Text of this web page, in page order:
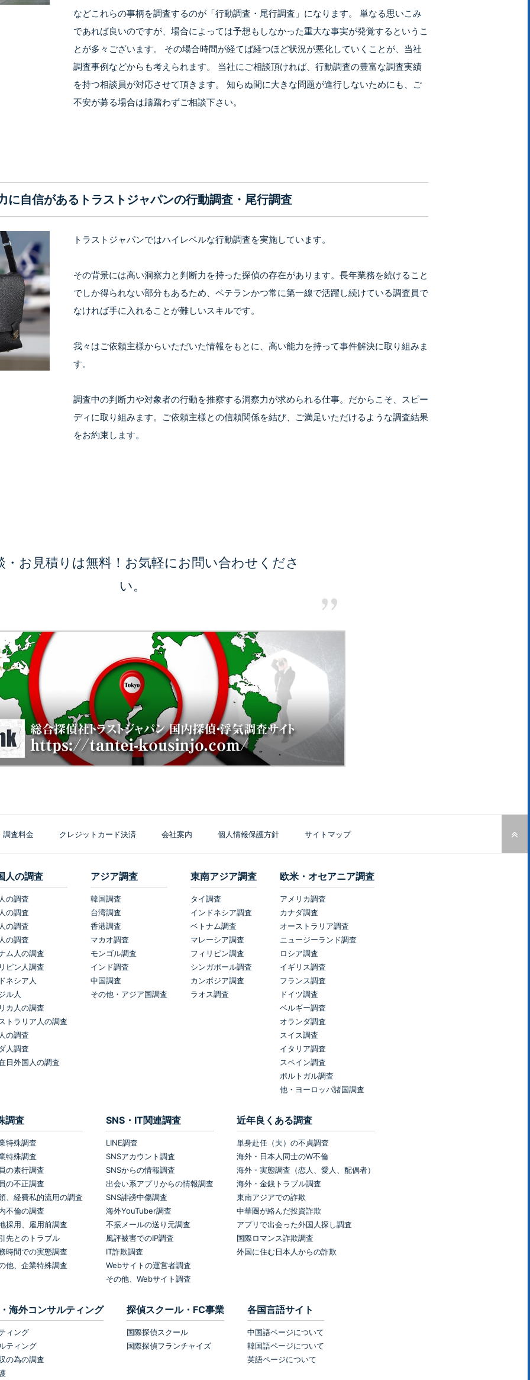
などこれらの事柄を調査するのが「行動調査・尾行調査」になります。 単なる思いこみ
であれば良いのですが、場合によっては予想もしなかった重大な事実が発覚するというこ
とが多々ございます。 その場合時間が経てば経つほど状況が悪化していくことが、当社
調査事例などからも考えられます。 当社にご相談頂ければ、行動調査の豊富な調査実績
を持つ相談員が対応させて頂きます。 知らぬ間に大きな問題が進行しないためにも、ご
不安が募る場合は躊躇わずご相談下さい。
に自信があるトラストジャパンの行動調査・尾行調査
トラストジャパンではハイレベルな行動調査を実施しています。
その背景には高い洞察力と判断力を持った探偵の存在があります。長年業務を続けること
でしか得られない部分もあるため、ベテランかつ常に第一線で活躍し続けている調査員で
なければ手に入れることが難しいスキルです。
我々はご依頼主様からいただいた情報をもとに、高い能力を持って事件解決に取り組みま
す。
調査中の判断力や対象者の行動を推察する洞察力が求められる仕事。だからこそ、スピー
ディに取り組みます。ご依頼主様との信頼関係を結び、ご満足いただけるような調査結果
をお約束します。
・お見積りは無料！お気軽にお問い合わせくださ
い。
調査料金 クレジットカード決済 会社案内 個人情報保護方針 サイトマップ
人の調査
の調査
の調査
の調査
の調査
ム人の調査
ピン人調査
ネシア人
ル人
カ人の調査
トラリア人の調査
の調査
人調査
日外国人の調査
アジア調査
韓国調査
台湾調査
香港調査
マカオ調査
モンゴル調査
インド調査
中国調査
その他・アジア国調査
東南アジア調査
タイ調査
インドネシア調査
ベトナム調査
マレーシア調査
フィリピン調査
シンガポール調査
カンボジア調査
ラオス調査
欧米・オセアニア調査
アメリカ調査
カナダ調査
オーストラリア調査
ニュージーランド調査
ロシア調査
イギリス調査
フランス調査
ドイツ調査
ベルギー調査
オランダ調査
スイス調査
イタリア調査
スペイン調査
ポルトガル調査
他・ヨーロッパ諸国調査
調査
特殊調査
特殊調査
の素行調査
の不正調査
、経費私的流用の調査
不倫の調査
採用、雇用前調査
先とのトラブル
時間での実態調査
他、企業特殊調査
SNS・IT関連調査
LINE調査
SNSアカウント調査
SNSからの情報調査
出会い系アプリからの情報調査
SNS誹謗中傷調査
海外YouTuber調査
不振メールの送り元調査
風評被害でのIP調査
IT詐欺調査
Webサイトの運営者調査
その他、Webサイト調査
近年良くある調査
単身赴任（夫）の不貞調査
海外・日本人同士のW不倫
海外・実態調査（恋人、愛人、配偶者）
海外・金銭トラブル調査
東南アジアでの詐欺
中華圏が絡んだ投資詐欺
アプリで出会った外国人探し調査
国際ロマンス詐欺調査
外国に住む日本人からの詐欺
海外コンサルティング
ィング
ティング
の為の調査
探偵スクール・FC事業
国際探偵スクール
国際探偵フランチャイズ
各国言語サイト
中国語ページについて
韓国語ページについて
英語ページについて